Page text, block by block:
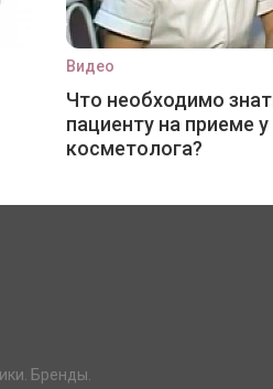
Видео
Что необходимо
пациенту на приеме
косметолога?
Бренды.